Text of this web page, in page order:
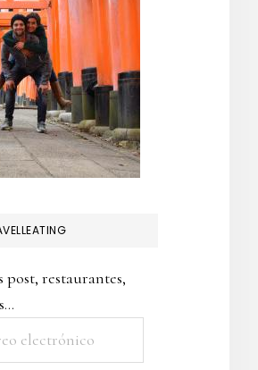
post, restaurantes,